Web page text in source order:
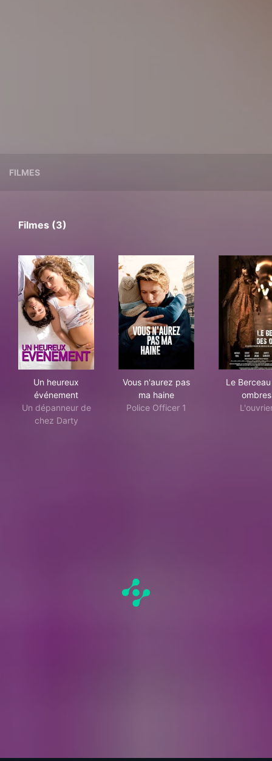
FILMES
Filmes (3)
Un heureux
événement
Un dépanneur de
chez Darty
Vous n'aurez pas
ma haine
Police Officer 1
Le
ombres